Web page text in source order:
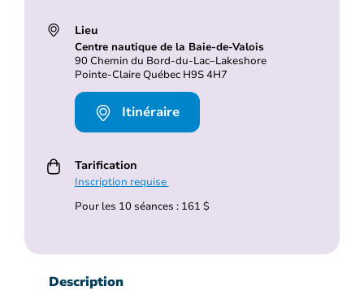
Lieu
Centre nautique de la Baie-de-Valois
90 Chemin du Bord-du-Lac–Lakeshore
Pointe-Claire Québec H9S 4H7
Itinéraire
Tarification
Inscription requise
Pour les 10 séances : 161 $
Description